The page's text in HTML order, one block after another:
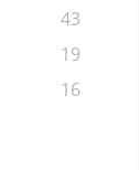
43
19
16